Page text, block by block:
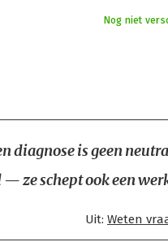
Nog niet
diagnose is geen
ze schept ook een
Uit: Weten